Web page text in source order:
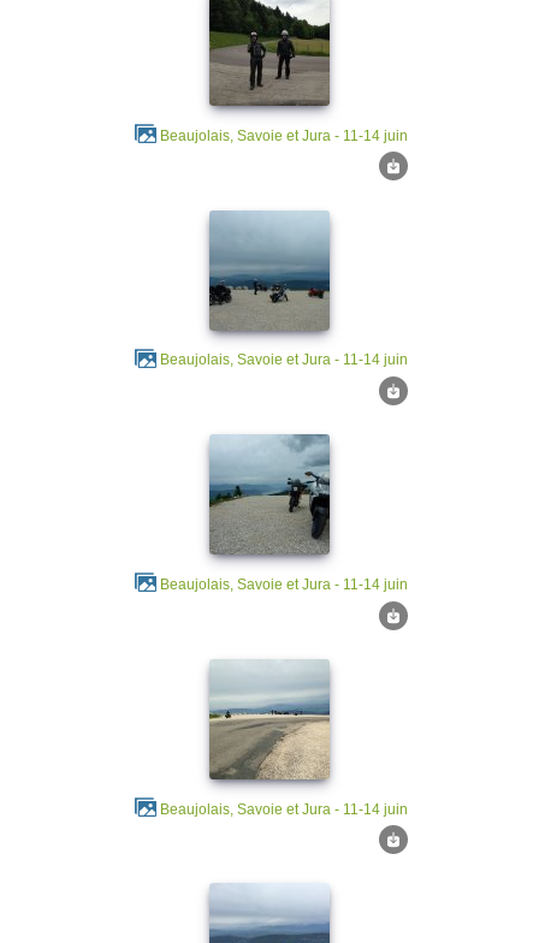
Beaujolais, Savoie et Jura - 11-14 juin
Beaujolais, Savoie et Jura - 11-14 juin
Beaujolais, Savoie et Jura - 11-14 juin
Beaujolais, Savoie et Jura - 11-14 juin